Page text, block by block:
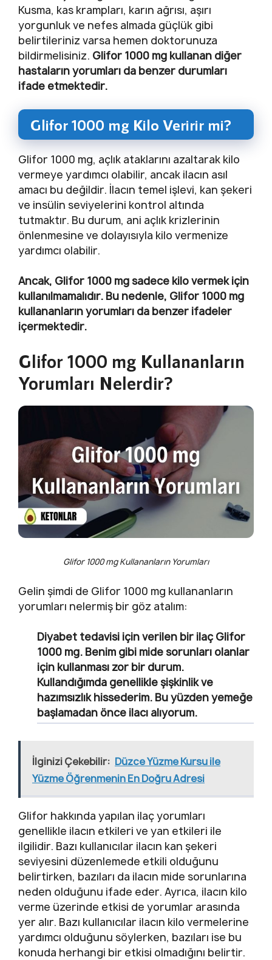
Kusma, kas krampları, karın ağrısı, aşırı
yorgunluk ve nefes almada güçlük gibi
belirtileriniz varsa hemen doktorunuza
bildirmelisiniz. Glifor 1000 mg kullanan diğer
hastaların yorumları da benzer durumları
ifade etmektedir.
Glifor 1000 mg Kilo Veririr mi?
Glifor 1000 mg, açlık ataklarını azaltarak kilo
vermeye yardımcı olabilir, ancak ilacın asıl
amacı bu değildir. İlacın temel işlevi, kan şekeri
ve insülin seviyelerini kontrol altında
tutmaktır. Bu durum, ani açlık krizlerinin
önlenmesine ve dolayısıyla kilo vermenize
yardımcı olabilir.
Ancak, Glifor 1000 mg sadece kilo vermek için
kullanılmamalıdır. Bu nedenle, Glifor 1000 mg
kullananların yorumları da benzer ifadeler
içermektedir.
Glifor 1000 mg Kullananların
Yorumları Nelerdir?
Glifor 1000 mg Kullananların Yorumları
Gelin şimdi de Glifor 1000 mg kullananların
yorumları nelermiş bir göz atalım:
Diyabet tedavisi için verilen bir ilaç Glifor
1000 mg. Benim gibi mide sorunları olanlar
için kullanması zor bir durum.
Kullandığımda genellikle şişkinlik ve
hazımsızlık hissederim. Bu yüzden yemeğe
başlamadan önce ilacı alıyorum.
İlginizi Çekebilir: Düzce Yüzme Kursu ile
Yüzme Öğrenmenin En Doğru Adresi
Glifor hakkında yapılan ilaç yorumları
genellikle ilacın etkileri ve yan etkileri ile
ilgilidir. Bazı kullanıcılar ilacın kan şekeri
seviyesini düzenlemede etkili olduğunu
belirtirken, bazıları da ilacın mide sorunlarına
neden olduğunu ifade eder. Ayrıca, ilacın kilo
verme üzerinde etkisi de yorumlar arasında
yer alır. Bazı kullanıcılar ilacın kilo vermelerine
yardımcı olduğunu söylerken, bazıları ise bu
konuda herhangi bir etkisi olmadığını belirtir.